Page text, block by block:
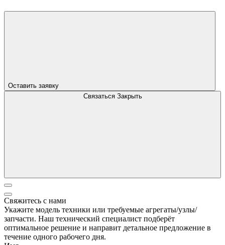
Оставить заявку
Связаться Закрыть
Свяжитесь с нами
Укажите модель техники или требуемые агрегаты/узлы/
запчасти. Наш технический специалист подберёт
оптимальное решение и направит детальное предложение в
течение одного рабочего дня.